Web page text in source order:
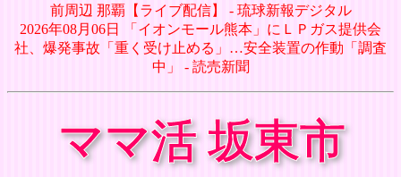
前周辺 那覇【ライブ配信】 - 琉球新報デジタル
2026年08月06日 「イオンモール熊本」にＬＰガス提供会
社、爆発事故「重く受け止める」…安全装置の作動「調査
中」 - 読売新聞
ママ活 坂東市